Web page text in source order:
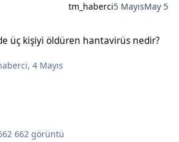
tm_haberci5 MayısMay 5
üç kişiyi öldüren hantavirüs nedir?
,4 Mayıs
662 görüntü